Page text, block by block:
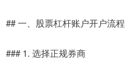
## 一、股票杠杆账户开户流程
### 1. 选择正规券商